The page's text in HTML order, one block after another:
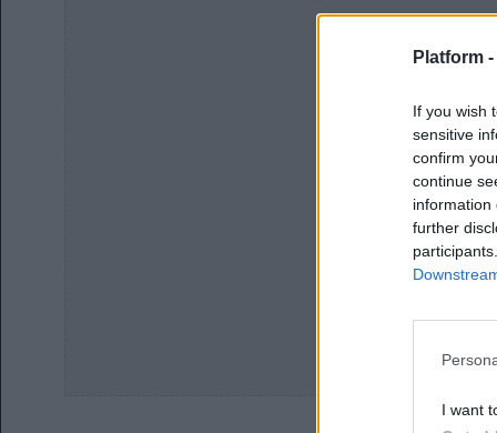
Platform -
If you wish
sensitive
confirm
continue
information
further
I want